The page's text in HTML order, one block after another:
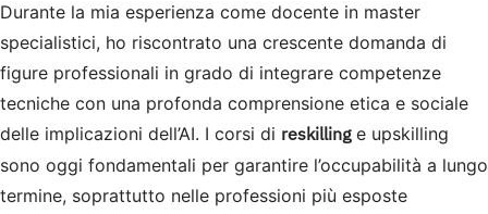
Durante la mia esperienza come docente in master
specialistici, ho riscontrato una crescente domanda di
figure professionali in grado di integrare competenze
tecniche con una profonda comprensione etica e sociale
delle implicazioni dell’AI. I corsi di reskillinge upskilling
sono oggi fondamentali per garantire l’occupabilità a lungo
termine, soprattutto nelle professioni più esposte